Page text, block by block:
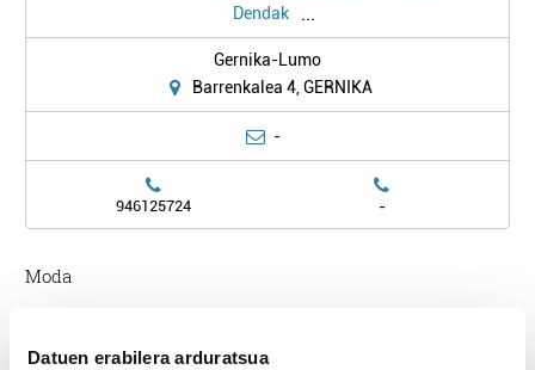
Datuen erabilera arduratsua
Moda
Kokapena
Dendak ...
Gernika-Lumo
Barrenkalea 4, GERNIKA
-
946125724 -